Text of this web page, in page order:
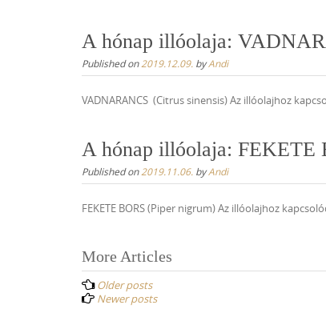
A hónap illóolaja:
Published on2019.12.09. byAndi
VADNARANCS (Citrus sinensis) Az illóolajhoz
A hónap illóolaja: FEKETE
Published on2019.11.06. byAndi
FEKETE BORS (Piper nigrum) Az illóolajhoz
Posts
navigation
More Articles
Older posts
Newer posts